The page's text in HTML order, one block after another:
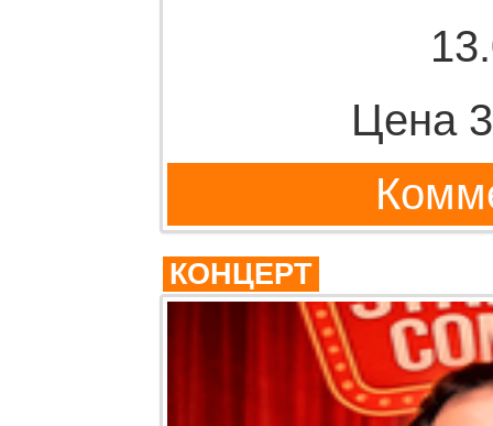
Цена
КОНЦЕРТ